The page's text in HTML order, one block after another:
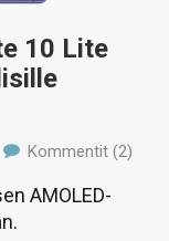
10 Lite
Kommentit (2)
AMOLED-